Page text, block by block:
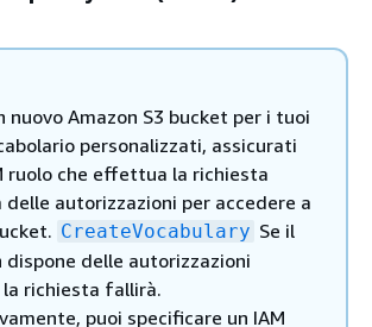
nuovo Amazon S3 bucket per i tuoi
personalizzati, assicurati
ruolo che effettua la richiesta
delle autorizzazioni per accedere a
CreateVocabulary Se il
dispone delle autorizzazioni
richiesta fallirà.
puoi specificare un IAM